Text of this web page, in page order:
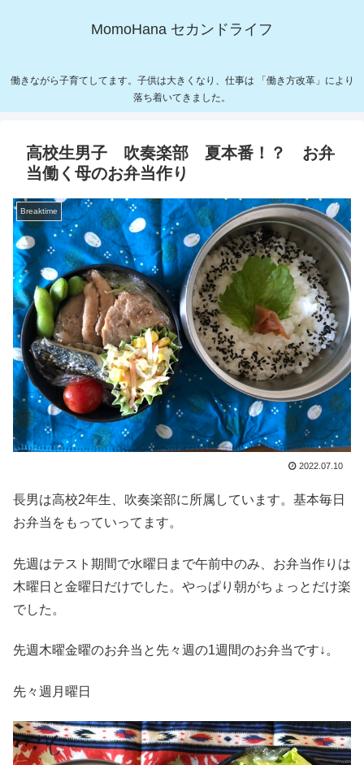
MomoHana セカンドライフ
働きながら子育てしてます。子供は大きくなり、仕事は 「働き方改革」により
落ち着いてきました。
高校生男子 吹奏楽部 夏本番！？ お弁
当働く母のお弁当作り
Breaktime
2022.07.10
長男は高校2年生、吹奏楽部に所属しています。基本毎日
お弁当をもっていってます。
先週はテスト期間で水曜日まで午前中のみ、お弁当作りは
木曜日と金曜日だけでした。やっぱり朝がちょっとだけ楽
でした。
先週木曜金曜のお弁当と先々週の1週間のお弁当です↓。
先々週月曜日